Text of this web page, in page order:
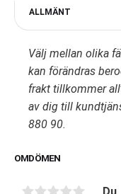
ALLMÄNT
Välj mellan olika
kan förändras
frakt tillkommer
av dig till
880 90.
OMDÖMEN